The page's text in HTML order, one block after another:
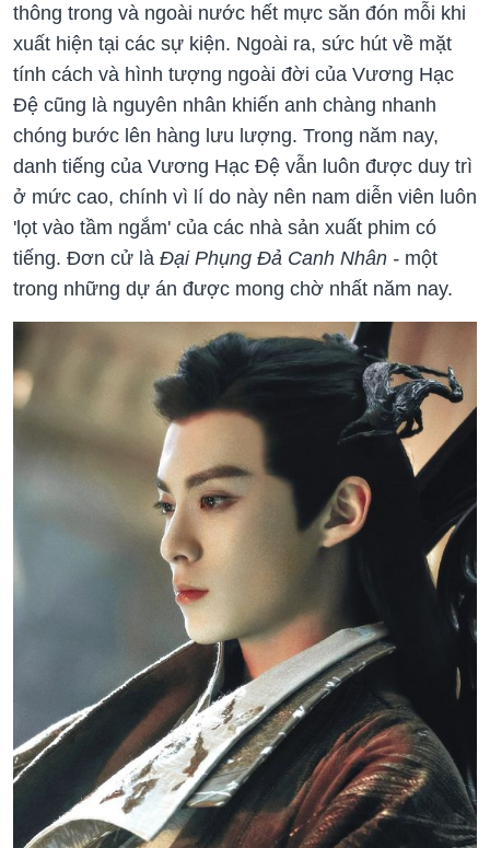
thông trong và ngoài nước hết mực săn đón mỗi khi
xuất hiện tại các sự kiện. Ngoài ra, sức hút về mặt
tính cách và hình tượng ngoài đời của Vương Hạc
Đệ cũng là nguyên nhân khiến anh chàng nhanh
chóng bước lên hàng lưu lượng. Trong năm nay,
danh tiếng của Vương Hạc Đệ vẫn luôn được duy trì
ở mức cao, chính vì lí do này nên nam diễn viên luôn
'lọt vào tầm ngắm' của các nhà sản xuất phim có
tiếng. Đơn cử là Đại Phụng Đả Canh Nhân - một
trong những dự án được mong chờ nhất năm nay.